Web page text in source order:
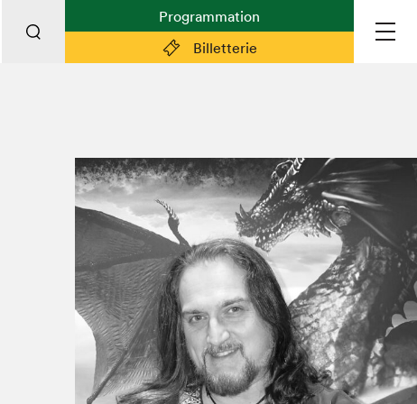
Billetterie
Programmation
Plan du Salon
Préparer sa visite
Partenaires
Espace médias
Espace exposant·e·s
Espace enseignant·e·s
Espace participant⋅e⋅s
Espace Salon dans la ville
Espace bénévoles
Devenir bénévole